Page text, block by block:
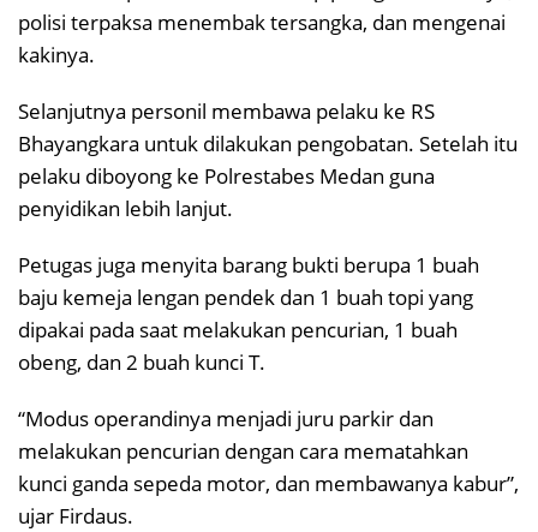
polisi terpaksa menembak tersangka, dan mengenai
kakinya.
Selanjutnya personil membawa pelaku ke RS
Bhayangkara untuk dilakukan pengobatan. Setelah itu
pelaku diboyong ke Polrestabes Medan guna
penyidikan lebih lanjut.
Petugas juga menyita barang bukti berupa 1 buah
baju kemeja lengan pendek dan 1 buah topi yang
dipakai pada saat melakukan pencurian, 1 buah
obeng, dan 2 buah kunci T.
“Modus operandinya menjadi juru parkir dan
melakukan pencurian dengan cara mematahkan
kunci ganda sepeda motor, dan membawanya kabur”,
ujar Firdaus.